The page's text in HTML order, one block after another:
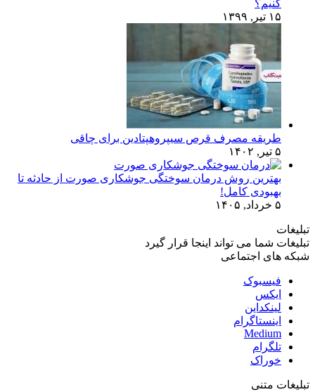
کنیم؟
۱۵ تیر, ۱۳۹۹
طریقه مصرف قرص سیپروهپتادین برای چاقی
۵ تیر, ۱۴۰۲
بهترین روش درمان سوختگی جوشکاری صورت از حادثه تا
بهبودی کامل!
۵ خرداد, ۱۴۰۵
تبلیغات
تبلیغات شما می تواند اینجا قرار گیرد
شبکه های اجتماعی
فیسبوک
ایکس
لینکداین
اینستاگرام
Medium
تلگرام
خوراک
تبلیغات متنی